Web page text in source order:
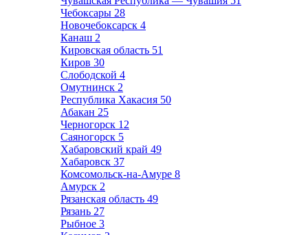
Чебоксары 28
Новочебоксарск 4
Канаш 2
Кировская область 51
Киров 30
Слободской 4
Омутнинск 2
Республика Хакасия 50
Абакан 25
Черногорск 12
Саяногорск 5
Хабаровский край 49
Хабаровск 37
Комсомольск-на-Амуре 8
Амурск 2
Рязанская область 49
Рязань 27
Рыбное 3